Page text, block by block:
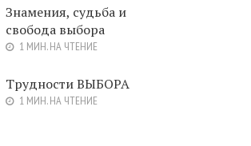
Знамения, судьба и
свобода выбора
1 МИН. НА ЧТЕНИЕ
Трудности ВЫБОРА
1 МИН. НА ЧТЕНИЕ